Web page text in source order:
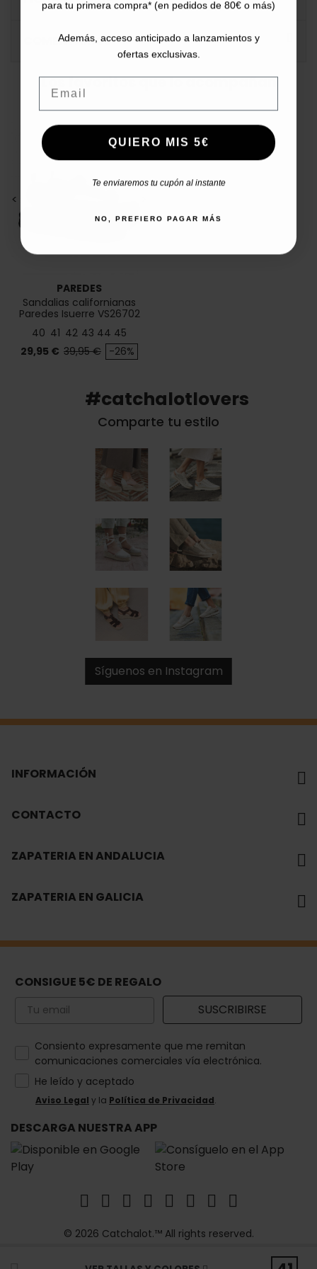
COMENTARIOS
Los favoritos que lo acompañan
<
PAREDES
Sandalias californianas
Paredes Isuerre VS26702
40 41 42 43 44 45
Precio
29,95 € Precio base
39,95 € -26%
#catchalotlovers
Comparte tu estilo
Síguenos en Instagram
INFORMACIÓN
CONTACTO
ZAPATERIA EN ANDALUCIA
ZAPATERIA EN GALICIA
CONSIGUE 5€ DE REGALO
Email SUSCRIBIRSE
How would you like to hear from us?
Consiento expresamente que me remitan
comunicaciones comerciales vía electrónica.
He leído y aceptado
Aviso Legal y la Política de Privacidad.
DESCARGA NUESTRA APP
© 2026 Catchalot.™ All rights reserved.
para tu primera compra* (en pedidos de 80€ o más)
Además, acceso anticipado a lanzamientos y
ofertas exclusivas.
Email
QUIERO MIS 5€
Te enviaremos tu cupón al instante
NO, PREFIERO PAGAR MÁS